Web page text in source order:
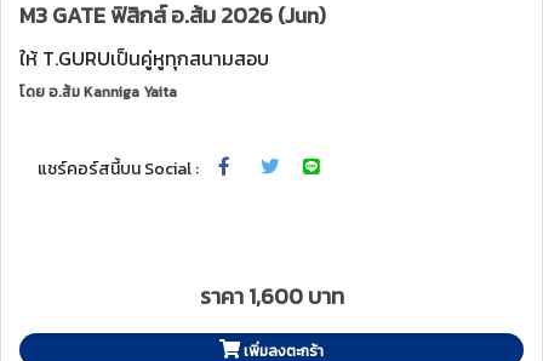
M3 GATE ฟิสิกส์ อ.ส้ม 2026 (Jun)
ให้ T.GURUเป็นคู่หูทุกสนามสอบ
โดยอ.ส้ม Kanniga Yaita
แชร์คอร์สนี้บน Social :
ราคา 1,600 บาท
เพิ่มลงตะกร้า